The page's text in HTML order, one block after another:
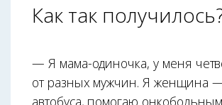
Как так
— Я мама-одиночка, у меня
от разных мужчин. Я женщина
автобуса, помогаю